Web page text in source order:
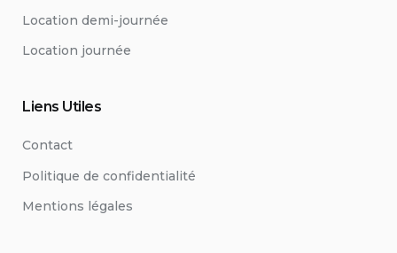
Location demi-journée
Location journée
Liens Utiles
Contact
Politique de confidentialité
Mentions légales